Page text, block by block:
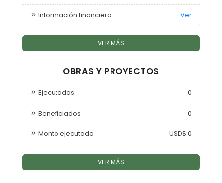
Información financiera Ver
VER MÁS
OBRAS Y PROYECTOS
Ejecutados 0
Beneficiados 0
Monto ejecutado USD$ 0
VER MÁS